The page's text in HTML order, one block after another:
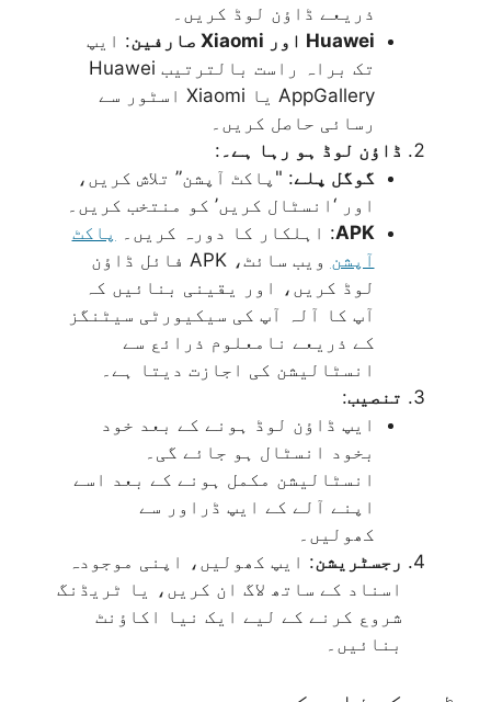
ذریعے ڈاؤن لوڈ کریں۔
Huawei اور Xiaomi صارفین
: ایپ
تک براہ راست بالترتیب Huawei
AppGallery یا Xiaomi اسٹور سے
رسائی حاصل کریں۔
ڈاؤن لوڈ ہو رہا ہے۔ :
گوگل پلے: "پاکٹ آپشن” تلاش کریں،
اور ‘انسٹال کریں’ کو منتخب کریں۔
APK: اہلکار کا دورہ کریں۔
پاکٹ
آپشن
ویب سائٹ، APK فائل ڈاؤن
لوڈ کریں، اور یقینی بنائیں کہ
آپ کا آلہ آپ کی سیکیورٹی سیٹنگز
کے ذریعے نامعلوم ذرائع سے
انسٹالیشن کی اجازت دیتا ہے۔
تنصیب:
ایپ ڈاؤن لوڈ ہونے کے بعد خود
بخود انسٹال ہو جائے گی۔
انسٹالیشن مکمل ہونے کے بعد اسے
اپنے آلے کے ایپ ڈراور سے
کھولیں۔
رجسٹریشن: ایپ کھولیں، اپنی موجودہ
اسناد کے ساتھ لاگ ان کریں، یا ٹریڈنگ
شروع کرنے کے لیے ایک نیا اکاؤنٹ
بنائیں۔